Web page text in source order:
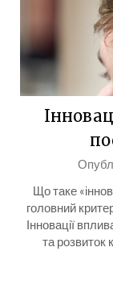
Що таке
головний
Інновації
та розвиток